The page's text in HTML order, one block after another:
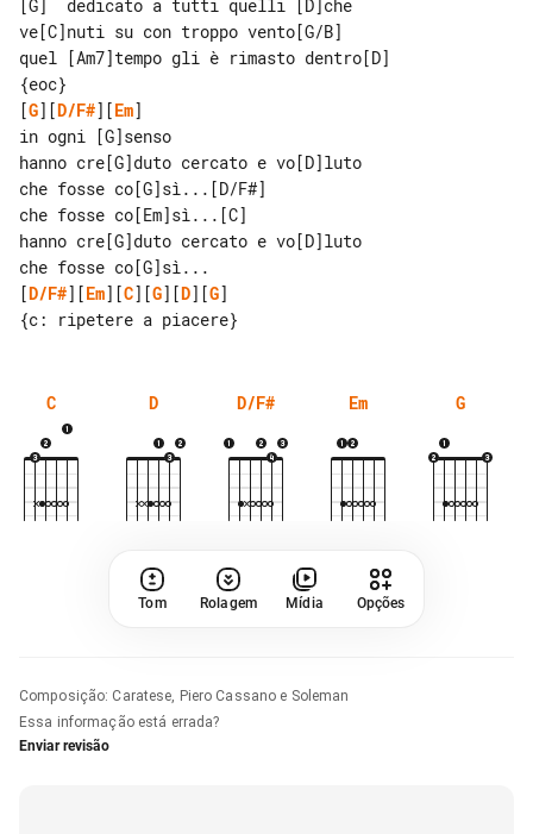
[G]  dedicato a tutti quelli [D]che
ve[C]nuti su con troppo vento[G/B]
quel [Am7]tempo gli è rimasto dentro[D]
[G][D/F#][Em]
in ogni [G]senso
hanno cre[G]duto cercato e vo[D]luto
che fosse co[G]sì...[D/F#]
che fosse co[Em]sì...[C]
hanno cre[G]duto cercato e vo[D]luto
[D/F#][Em][C][G][D][G]
C D D/F# Em G
Tom Rolagem Mídia Opções
Composição: Caratese, Piero Cassano e Soleman
Essa informação está errada?
Enviar revisão